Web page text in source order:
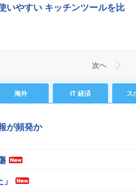
いやすい キッチンツールを比
次ヘ
海外 IT 経済 ス
が頻発か